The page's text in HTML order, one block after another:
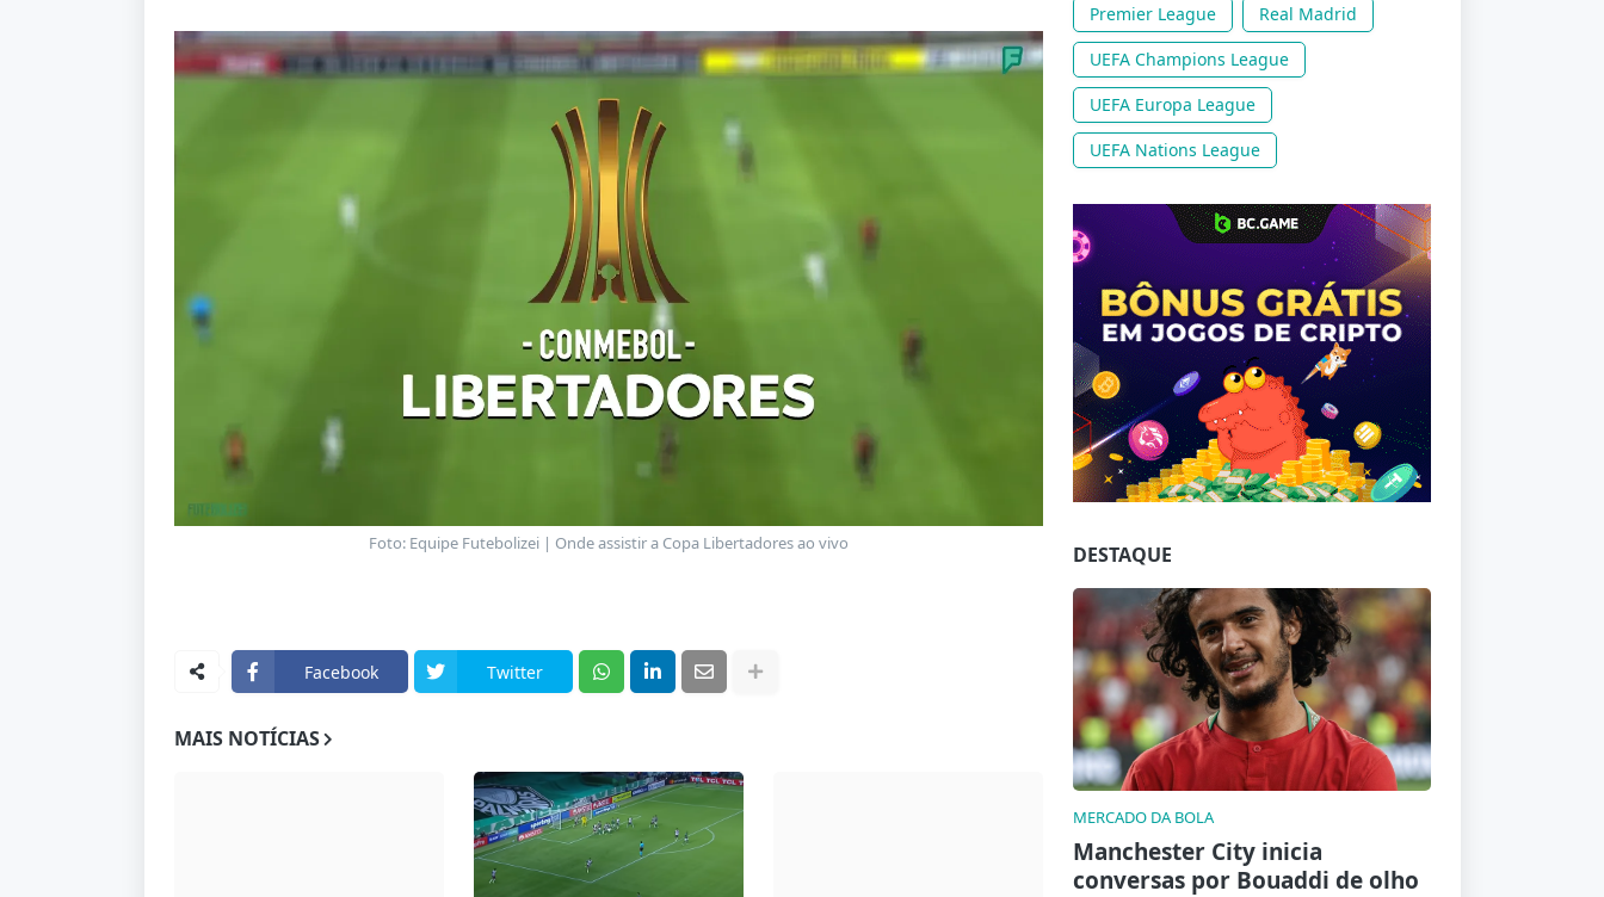
Foto: Equipe Futebolizei | Onde assistir a Copa Libertadores ao vivo
Facebook Twitter
MAIS NOTÍCIAS
Premier League
Real Madrid
UEFA Champions League
UEFA Europa League
UEFA Nations League
Jogue com responsabilidade. 18+
DESTAQUE
MERCADO DA BOLA
Manchester City inicia
conversas por Bouaddi de olho